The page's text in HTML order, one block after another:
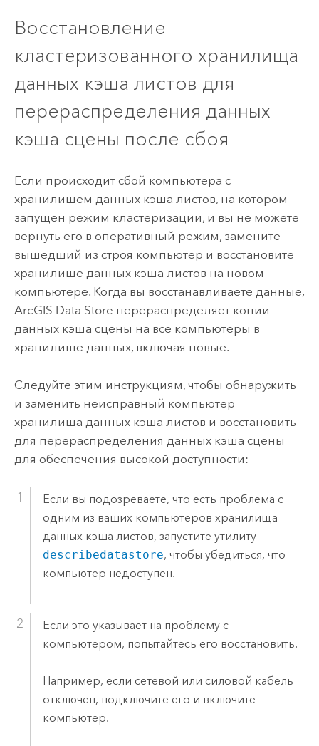
Восстановление
кластеризованного хранилища
данных кэша листов для
перераспределения данных
кэша сцены после сбоя
Если происходит сбой компьютера с
хранилищем данных кэша листов, на котором
запущен режим кластеризации, и вы не можете
вернуть его в оперативный режим, замените
вышедший из строя компьютер и восстановите
хранилище данных кэша листов на новом
компьютере. Когда вы восстанавливаете данные,
ArcGIS Data Store перераспределяет копии
данных кэша сцены на все компьютеры в
хранилище данных, включая новые.
Следуйте этим инструкциям, чтобы обнаружить
и заменить неисправный компьютер
хранилища данных кэша листов и восстановить
для перераспределения данных кэша сцены
для обеспечения высокой доступности:
Если вы подозреваете, что есть проблема с
одним из ваших компьютеров хранилища
данных кэша листов, запустите утилиту
describedatastore, чтобы убедиться, что
компьютер недоступен.
Если это указывает на проблему с
компьютером, попытайтесь его восстановить.
Например, если сетевой или силовой кабель
отключен, подключите его и включите
компьютер.